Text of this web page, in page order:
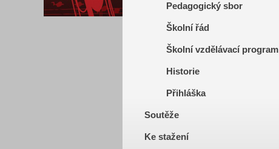
Pedagogický sbor
Školní řád
Školní vzdělávací program
Historie
Přihláška
Soutěže
Ke stažení